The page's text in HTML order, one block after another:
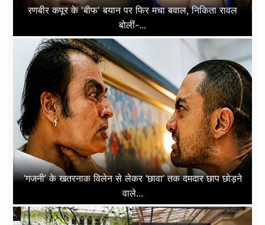
रणबीर कपूर के 'बीफ' बयान पर फिर मचा बवाल, निकिता रावल
बोलीं-...
‘गजनी’ के खतरनाक विलेन से लेकर ‘छावा’ तक दमदार छाप छोड़ने
वाले...